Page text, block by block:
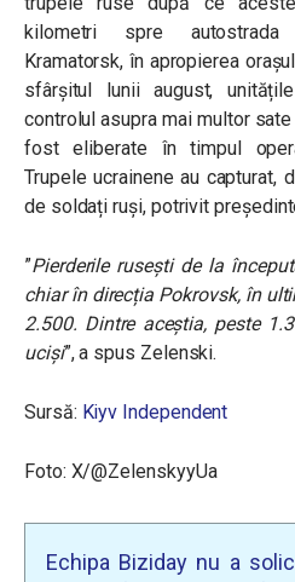
kilometri spre autostrada
Kramatorsk, în apropierea
sfârșitul lunii august,
controlul asupra mai multor
fost eliberate în timpul
Trupele ucrainene au capturat,
de soldați ruși, potrivit
”Pierderile rusești de la
chiar în direcția Pokrovsk, în
2.500. Dintre aceștia, peste
uciși”, a spus Zelenski.
Sursă: Kiyv Independent
Foto: X/@ZelenskyyUa
Echipa Biziday nu a